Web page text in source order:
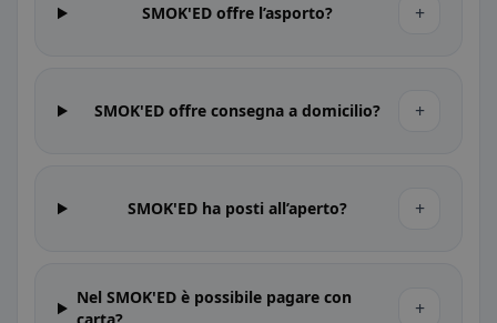
SMOK'ED offre l’asporto? +
SMOK'ED offre consegna a domicilio? +
SMOK'ED ha posti all’aperto? +
Nel SMOK'ED è possibile pagare con
+